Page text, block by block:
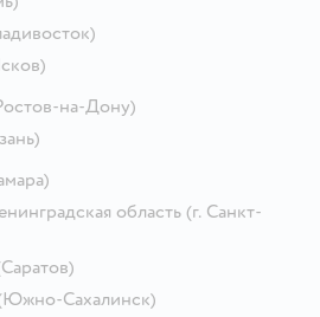
на-Дону)
область (г. Санкт-
Сахалинск)